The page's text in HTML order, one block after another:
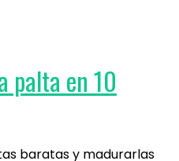
palta en 10
baratas y madurarlas